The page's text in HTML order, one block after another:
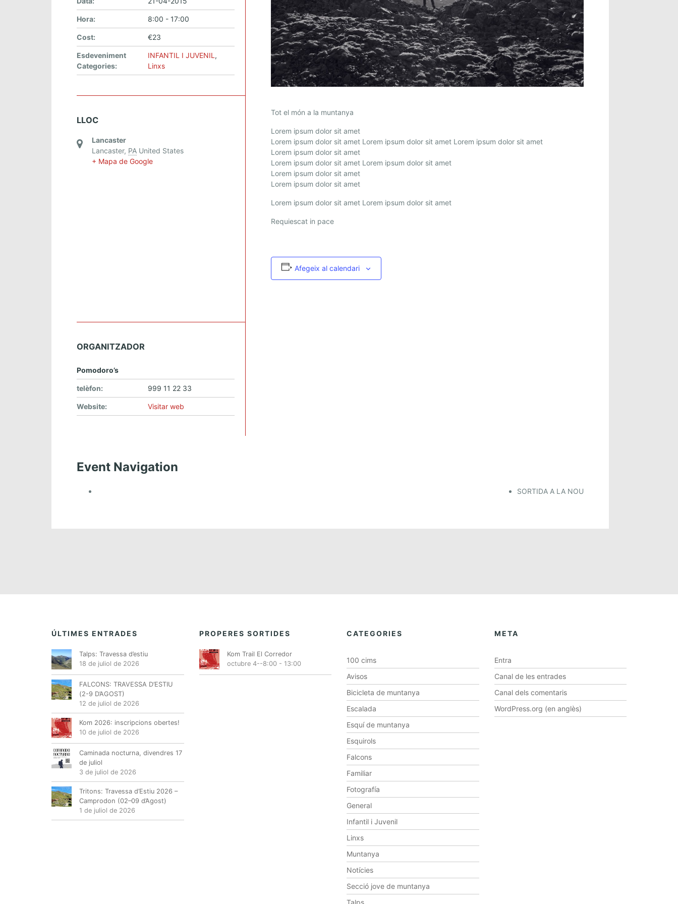
Tot el món a la muntanya
Lorem ipsum dolor sit amet
Lorem ipsum dolor sit amet Lorem ipsum dolor sit amet Lorem ipsum dolor sit amet
Lorem ipsum dolor sit amet
Lorem ipsum dolor sit amet Lorem ipsum dolor sit amet
Lorem ipsum dolor sit amet
Lorem ipsum dolor sit amet
Lorem ipsum dolor sit amet Lorem ipsum dolor sit amet
Requiescat in pace
Afegeix al calendari
Hora: 8:00 - 17:00
Cost: €23
Esdeveniment
Categories:
INFANTIL I JUVENIL ,
Linxs
LLOC
Lancaster
Lancaster, PA United States
+ Mapa de Google
ORGANITZADOR
Pomodoro’s
telèfon: 999 11 22 33
Website: Visitar web
Event Navigation
SORTIDA A LA NOU
ÚLTIMES ENTRADES
Talps: Travessa d’estiu
18 de juliol de 2026
FALCONS: TRAVESSA D’ESTIU
(2-9 D’AGOST)
12 de juliol de 2026
Kom 2026: inscripcions obertes!
10 de juliol de 2026
Caminada nocturna, divendres 17
de juliol
3 de juliol de 2026
Tritons: Travessa d’Estiu 2026 –
Camprodon (02–09 d’Agost)
1 de juliol de 2026
PROPERES SORTIDES
Kom Trail El Corredor
octubre 4--8:00- 13:00
CATEGORIES
100 cims
Avisos
Bicicleta de muntanya
Escalada
Esquí de muntanya
Esquirols
Falcons
Familiar
Fotografía
General
Infantil i Juvenil
Linxs
Muntanya
Notícies
Secció jove de muntanya
Talps
META
Entra
Canal de les entrades
Canal dels comentaris
WordPress.org (en anglès)